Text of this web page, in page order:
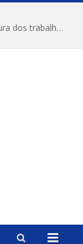
Câmara Municipal de Alenquer realiza abertura dos trabalhos do 4º Período Legislativo